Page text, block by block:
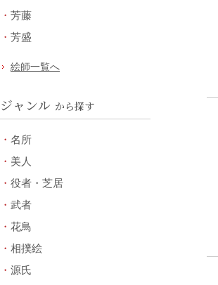
芳藤
芳盛
絵師一覧へ
ジャンル から探す
名所
美人
役者・芝居
武者
花鳥
相撲絵
源氏